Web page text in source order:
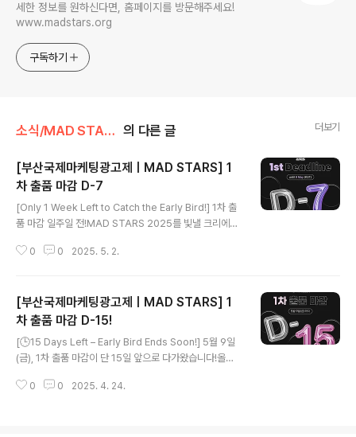
세한 정보를 원하신다면, 홈페이지를 방문해주세요!
www.madstars.org
구독하기
소식/MAD STARS 소식 의 다른 글 더보기
[부산국제마케팅광고제ㅣMAD STARS] 1
차 출품 마감 D-7
[Only 1 Week Left to Catch the Early Bird!] 1차 출
품 마감 일주일 전!MAD STARS 2025를 빛낼 크리에이
당신만의 아이디어를 지금 보여주세요! 💡 전문가 부문 1
e: 40만 원 / Series: 50만 원✅ 일반인 부문은 누구나 무
료로 출품 가능!https://bit.ly/3x4rjlZ - Time is runni
ng out.Your idea could be the one to shine at M
AD STARS 2025.Turn your creativ..
0 0 2025. 5. 2.
[부산국제마케팅광고제ㅣMAD STARS] 1
차 출품 마감 D-15!
[🕒15 Days Left – Early Bird Ends Soon!] 5월 9일
(금), 1차 출품 마감이 단 15일 앞으로 다가왔습니다!올해
까요?세상을 바꿀 당신만의 크리에이티브 솔루션을 지금
0 0 2025. 4. 24.